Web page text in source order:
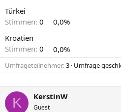
Türkei
Stimmen: 0
0,0%
Kroatien
Stimmen: 0 0,0%
Umfrageteilnehmer 3 Umfrage
K KerstinW
Guest